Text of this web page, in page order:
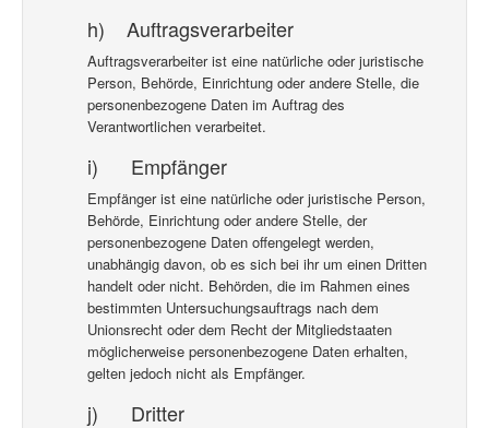
h) Auftragsverarbeiter
Auftragsverarbeiter ist eine natürliche oder juristische
Person, Behörde, Einrichtung oder andere Stelle, die
personenbezogene Daten im Auftrag des
Verantwortlichen verarbeitet.
i) Empfänger
Empfänger ist eine natürliche oder juristische Person,
Behörde, Einrichtung oder andere Stelle, der
personenbezogene Daten offengelegt werden,
unabhängig davon, ob es sich bei ihr um einen Dritten
handelt oder nicht. Behörden, die im Rahmen eines
bestimmten Untersuchungsauftrags nach dem
Unionsrecht oder dem Recht der Mitgliedstaaten
möglicherweise personenbezogene Daten erhalten,
gelten jedoch nicht als Empfänger.
j) Dritter